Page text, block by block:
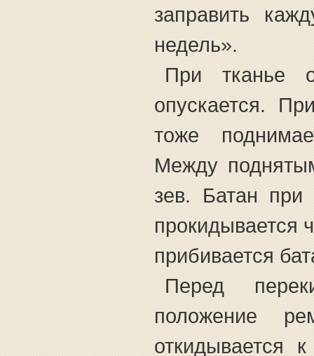
заправить
недель».
При тканье
опускается.
тоже
Между
зев. Батан при
прокидывается
прибивается
Перед
положение
откидывается